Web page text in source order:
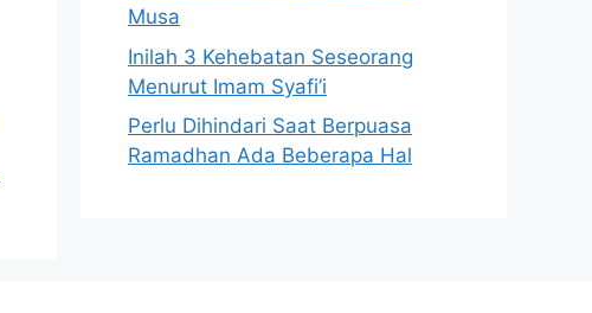
Musa
Inilah 3 Kehebatan Seseorang
Menurut Imam Syafi’i
Perlu Dihindari Saat Berpuasa
Ramadhan Ada Beberapa Hal